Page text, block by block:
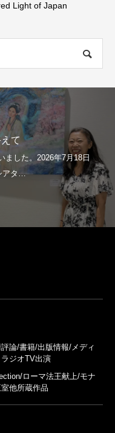
Light of Japan
て
論/書籍/出版情報/メディ
ラジオTV出演
ローマ法王献上/モナ
室他所蔵作品